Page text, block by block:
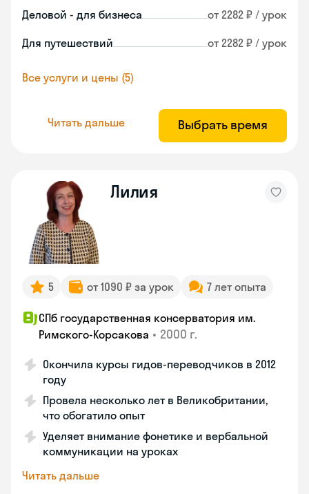
Деловой - для бизнеса от 2282 ₽ / урок
Для путешествий от 2282 ₽ / урок
Все услуги и цены (5)
Читать дальше Выбрать время
Лилия
5 от 1090 ₽ за урок 7 лет опыта
СПб государственная консерватория им.
Римского-Корсакова • 2000 г.
Окончила курсы гидов-переводчиков в 2012
году
Провела несколько лет в Великобритании,
что обогатило опыт
Уделяет внимание фонетике и вербальной
коммуникации на уроках
Читать дальше